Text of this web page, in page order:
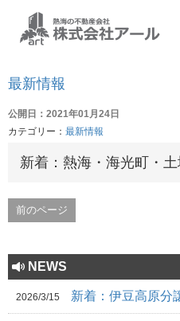
最新情報
公開日：2021年01月24日
カテゴリー： 最新情報
新着：熱海・海光町・
前のページ
NEWS
2026/3/15 新着：伊豆高原分